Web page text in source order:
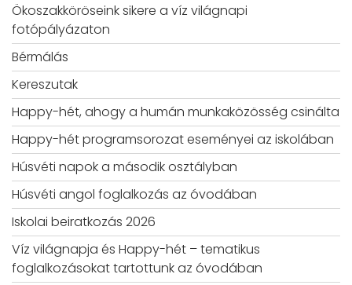
Ökoszakköröseink sikere a víz világnapi
fotópályázaton
Bérmálás
Kereszutak
Happy-hét, ahogy a humán munkaközösség csinálta
Happy-hét programsorozat eseményei az iskolában
Húsvéti napok a második osztályban
Húsvéti angol foglalkozás az óvodában
Iskolai beiratkozás 2026
Víz világnapja és Happy-hét – tematikus
foglalkozásokat tartottunk az óvodában